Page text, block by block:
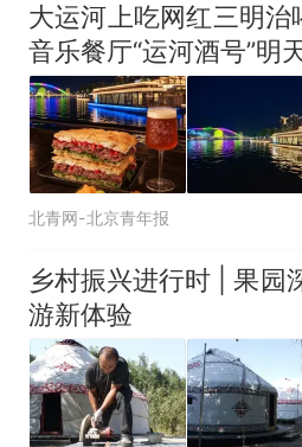
大运河上吃网红三明治
音乐餐厅“运河酒号”明
北青网-北京青年报
乡村振兴进行时 | 果园
游新体验